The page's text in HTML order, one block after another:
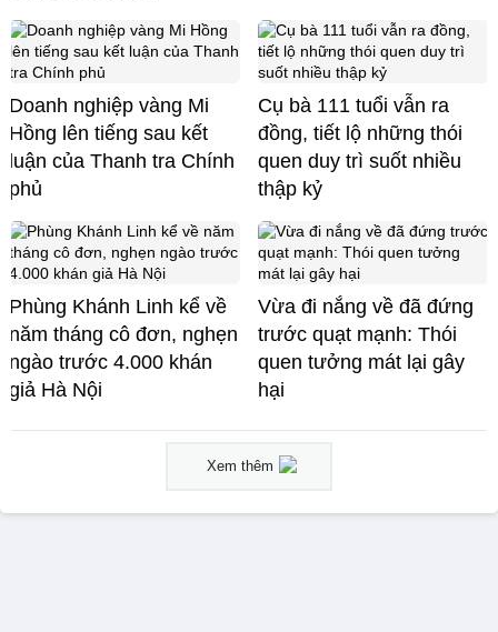
Doanh nghiệp vàng Mi
Hồng lên tiếng sau kết
luận của Thanh tra Chính
phủ
Cụ bà 111 tuổi vẫn ra
đồng, tiết lộ những thói
quen duy trì suốt nhiều
thập kỷ
Phùng Khánh Linh kể về
năm tháng cô đơn, nghẹn
ngào trước 4.000 khán
giả Hà Nội
Vừa đi nắng về đã đứng
trước quạt mạnh: Thói
quen tưởng mát lại gây
hại
Xem thêm